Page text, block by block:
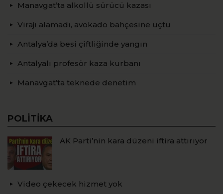
Manavgat’ta alkollü sürücü kazası
Virajı alamadı, avokado bahçesine uçtu
Antalya’da besi çiftliğinde yangın
Antalyalı profesör kaza kurbanı
Manavgat’ta teknede denetim
POLITIKA
AK Parti’nin kara düzeni iftira attırıyor
Video çekecek hizmet yok